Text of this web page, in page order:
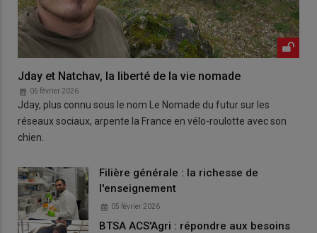
Jday et Natchav, la liberté de la vie nomade
05 février 2026
Jday, plus connu sous le nom Le Nomade du futur sur les
réseaux sociaux, arpente la France en vélo-roulotte avec son
chien.
Filière générale : la richesse de
l'enseignement
05 février 2026
BTSA ACS'Agri : répondre aux besoins